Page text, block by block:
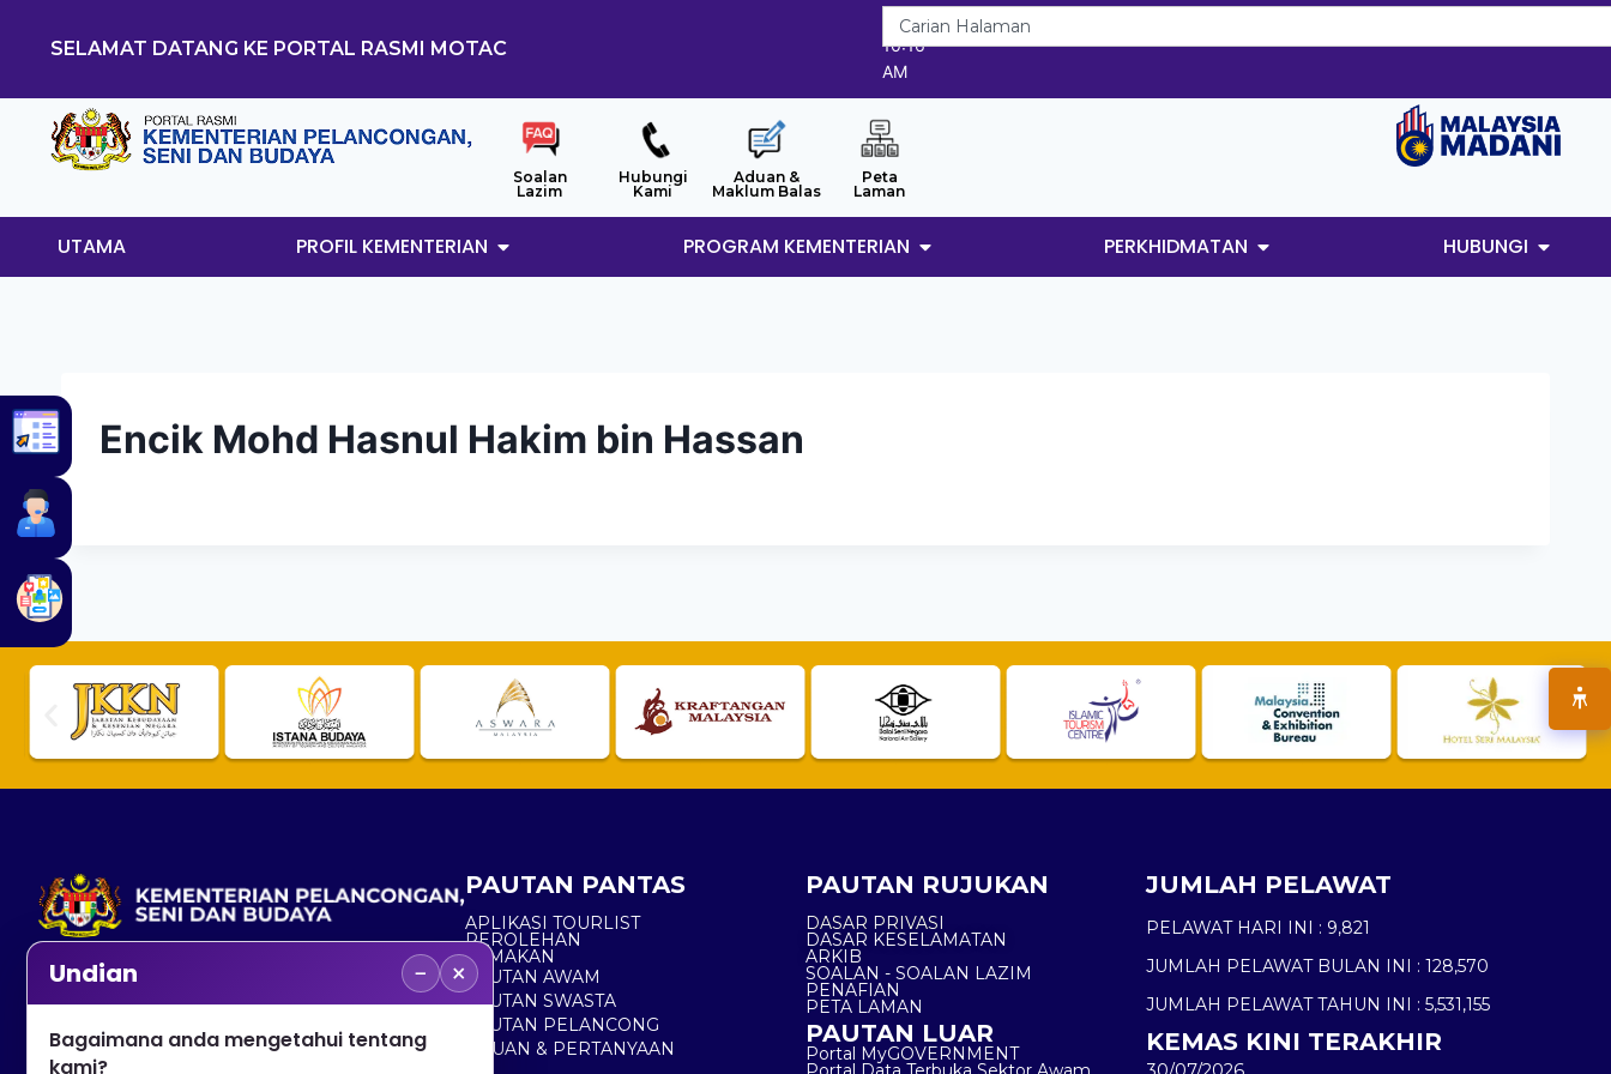
SELAMAT DATANG KE PORTAL RASMI MOTAC
8/8/2026
10:16
AM
Soalan
Lazim
Hubungi
Kami
Aduan &
Maklum Balas
Peta
Laman
UTAMA PROFIL KEMENTERIAN PROGRAM KEMENTERIAN PERKHIDMATAN HUBUNGI
Encik Mohd Hasnul Hakim bin Hassan
No. 2, Menara 1, Jalan P5/6, Presint 5,
+603 8000 8000
PAUTAN PANTAS
APLIKASI TOURLIST
PEROLEHAN
SEMAKAN
PAUTAN AWAM
PAUTAN SWASTA
PAUTAN PELANCONG
ADUAN & PERTANYAAN
PAUTAN RUJUKAN
DASAR PRIVASI
DASAR KESELAMATAN
ARKIB
SOALAN - SOALAN LAZIM
PENAFIAN
PETA LAMAN
PAUTAN LUAR
Portal MyGOVERNMENT
JUMLAH PELAWAT
PELAWAT HARI INI : 9,821
JUMLAH PELAWAT BULAN INI : 128,570
JUMLAH PELAWAT TAHUN INI : 5,531,155
KEMAS KINI TERAKHIR
Undian − ×
Bagaimana anda mengetahui tentang
kami?